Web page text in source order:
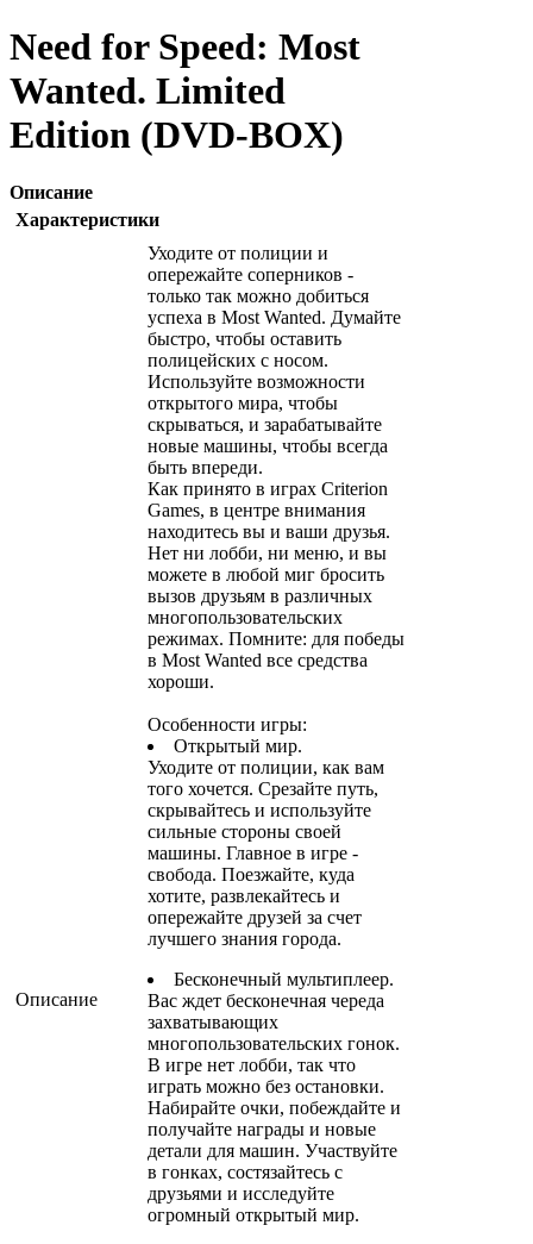
Need for Speed: Most
Wanted. Limited
Edition (DVD-BOX)
Описание
Характеристики
Описание
Уходите от полиции и
опережайте соперников -
только так можно добиться
успеха в Most Wanted. Думайте
быстро, чтобы оставить
полицейских с носом.
Используйте возможности
открытого мира, чтобы
скрываться, и зарабатывайте
новые машины, чтобы всегда
быть впереди.
Как принято в играх Criterion
Games, в центре внимания
находитесь вы и ваши друзья.
Нет ни лобби, ни меню, и вы
можете в любой миг бросить
вызов друзьям в различных
многопользовательских
режимах. Помните: для победы
в Most Wanted все средства
хороши.
Особенности игры:
Открытый мир.
Уходите от полиции, как вам
того хочется. Срезайте путь,
скрывайтесь и используйте
сильные стороны своей
машины. Главное в игре -
свобода. Поезжайте, куда
хотите, развлекайтесь и
опережайте друзей за счет
лучшего знания города.
Бесконечный мультиплеер.
Вас ждет бесконечная череда
захватывающих
многопользовательских гонок.
В игре нет лобби, так что
играть можно без остановки.
Набирайте очки, побеждайте и
получайте награды и новые
детали для машин. Участвуйте
в гонках, состязайтесь с
друзьями и исследуйте
огромный открытый мир.